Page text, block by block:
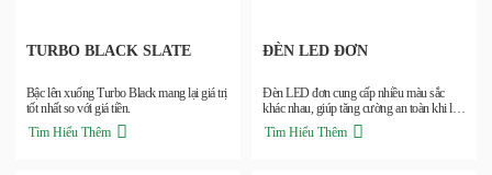
TURBO BLACK SLATE
Bậc lên xuống Turbo Black mang lại giá trị
tốt nhất so với giá tiền.
Tìm Hiểu Thêm
ĐÈN LED ĐƠN
Đèn LED đơn cung cấp nhiều màu sắc
khác nhau, giúp tăng cường an toàn khi lái
xe ban đêm.
Tìm Hiểu Thêm